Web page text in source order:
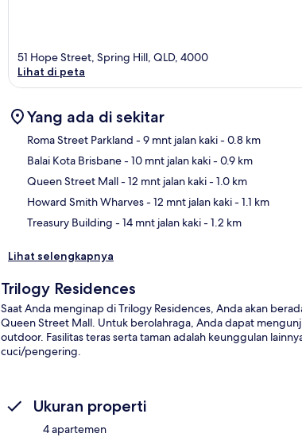
51 Hope Street, Spring Hill, QLD, 4000
Lihat di peta
Yang ada di sekitar
Roma Street Parkland - 9 mnt jalan kaki- 0.8 km
Balai Kota Brisbane- 10 mnt jalan kaki- 0.9 km
Queen Street Mall- 12 mnt jalan kaki- 1.0 km
Howard Smith Wharves- 12 mnt jalan kaki- 1.1 km
Treasury Building - 14 mnt jalan kaki- 1.2 km
Lihat selengkapnya
Trilogy Residences
Saat Anda menginap di Trilogy Residences, Anda akan
Queen Street Mall. Untuk berolahraga, Anda dapat
outdoor. Fasilitas teras serta taman adalah keunggulan
cuci/pengering.
Ukuran properti
4 apartemen